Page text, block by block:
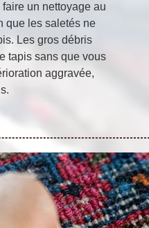
un nettoyage au
que les saletés ne
Les gros débris
tapis sans que vous
aggravée,